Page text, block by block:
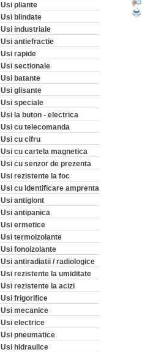
Usi pliante
Usi blindate
Usi industriale
Usi antiefractie
Usi rapide
Usi sectionale
Usi batante
Usi glisante
Usi speciale
Usi la buton - electrica
Usi cu telecomanda
Usi cu cifru
Usi cu cartela magnetica
Usi cu senzor de prezenta
Usi rezistente la foc
Usi cu identificare amprenta
Usi antiglont
Usi antipanica
Usi ermetice
Usi termoizolante
Usi fonoizolante
Usi antiradiatii / radiologice
Usi rezistente la umiditate
Usi rezistente la acizi
Usi frigorifice
Usi mecanice
Usi electrice
Usi pneumatice
Usi hidraulice